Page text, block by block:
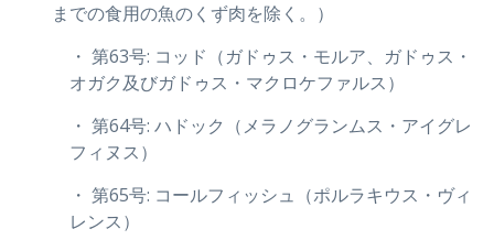
までの食用の魚のくず肉を除く。）
・ 第63号: コッド（ガドゥス・モルア、ガドゥス・
オガク及びガドゥス・マクロケファルス）
・ 第64号: ハドック（メラノグランムス・アイグレ
フィヌス）
・ 第65号: コールフィッシュ（ポルラキウス・ヴィ
レンス）